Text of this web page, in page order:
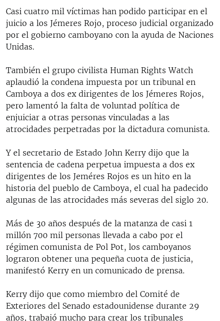
Casi cuatro mil víctimas han podido participar en el
juicio a los Jémeres Rojo, proceso judicial organizado
por el gobierno camboyano con la ayuda de Naciones
Unidas.
También el grupo civilista Human Rights Watch
aplaudió la condena impuesta por un tribunal en
Camboya a dos ex dirigentes de los Jémeres Rojos,
pero lamentó la falta de voluntad política de
enjuiciar a otras personas vinculadas a las
atrocidades perpetradas por la dictadura comunista.
Y el secretario de Estado John Kerry dijo que la
sentencia de cadena perpetua impuesta a dos ex
dirigentes de los Jeméres Rojos es un hito en la
historia del pueblo de Camboya, el cual ha padecido
algunas de las atrocidades más severas del siglo 20.
Más de 30 años después de la matanza de casi 1
millón 700 mil personas llevada a cabo por el
régimen comunista de Pol Pot, los camboyanos
lograron obtener una pequeña cuota de justicia,
manifestó Kerry en un comunicado de prensa.
Kerry dijo que como miembro del Comité de
Exteriores del Senado estadounidense durante 29
años, trabajó mucho para crear los tribunales